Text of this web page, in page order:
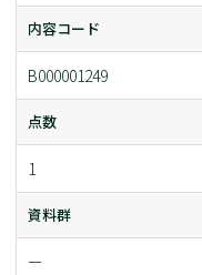
内容コード
B000001249
点数
1
資料群
ー